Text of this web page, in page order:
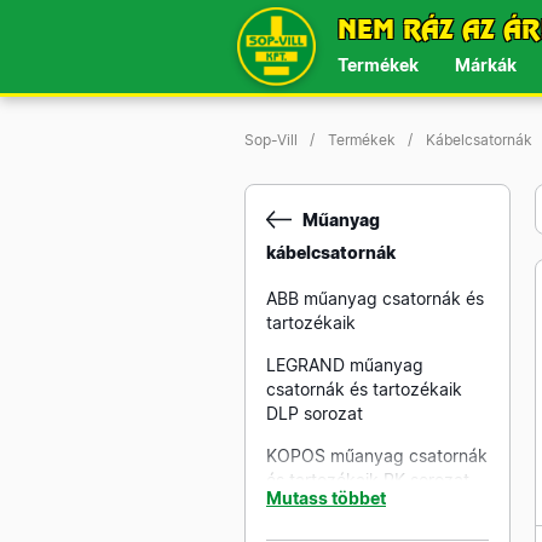
NEM RÁZ AZ
Termékek Márkák
Sop-Vill Termékek Kábelcsatornák
Műanyag
kábelcsatornák
ABB műanyag csatornák és
tartozékaik
LEGRAND műanyag
csatornák és tartozékaik
DLP sorozat
KOPOS műanyag csatornák
és tartozékaik PK sorozat
Mutass többet